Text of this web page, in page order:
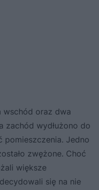
wschód oraz dwa
zachód wydłużono do
pomieszczenia. Jedno
zwężone. Choć
większe
się na nie